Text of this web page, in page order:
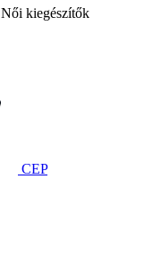
Női kiegészítők
CEP